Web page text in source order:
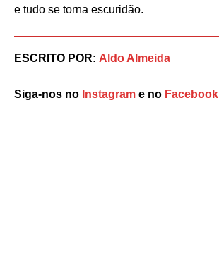
e tudo se torna escuridão.
ESCRITO POR: Aldo Almeida
Siga-nos no Instagram e no Facebook